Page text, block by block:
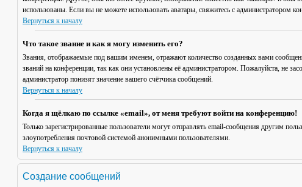
использованы. Если вы не можете использовать аватары, свяжитесь с администратором
Вернуться к началу
Что такое звание и как я могу изменить его?
Звания, отображаемые под вашим именем, отражают количество созданных вами
званий на конференции, так как они установлены её администратором. Пожалуйста, не
администратор понизят значение вашего счётчика сообщений.
Вернуться к началу
Когда я щёлкаю по ссылке «email», от меня требуют войти на конференцию!
Только зарегистрированные пользователи могут отправлять email-сообщения другим
злоупотребления почтовой системой анонимными пользователями.
Вернуться к началу
Создание сообщений